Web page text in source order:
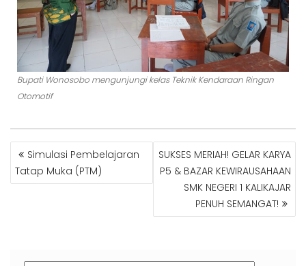
Bupati Wonosobo mengunjungi kelas Teknik Kendaraan Ringan
Otomotif
POST
NAVIGATION
Simulasi Pembelajaran
Tatap Muka (PTM)
SUKSES MERIAH! GELAR KARYA
P5 & BAZAR KEWIRAUSAHAAN
SMK NEGERI 1 KALIKAJAR
PENUH SEMANGAT!